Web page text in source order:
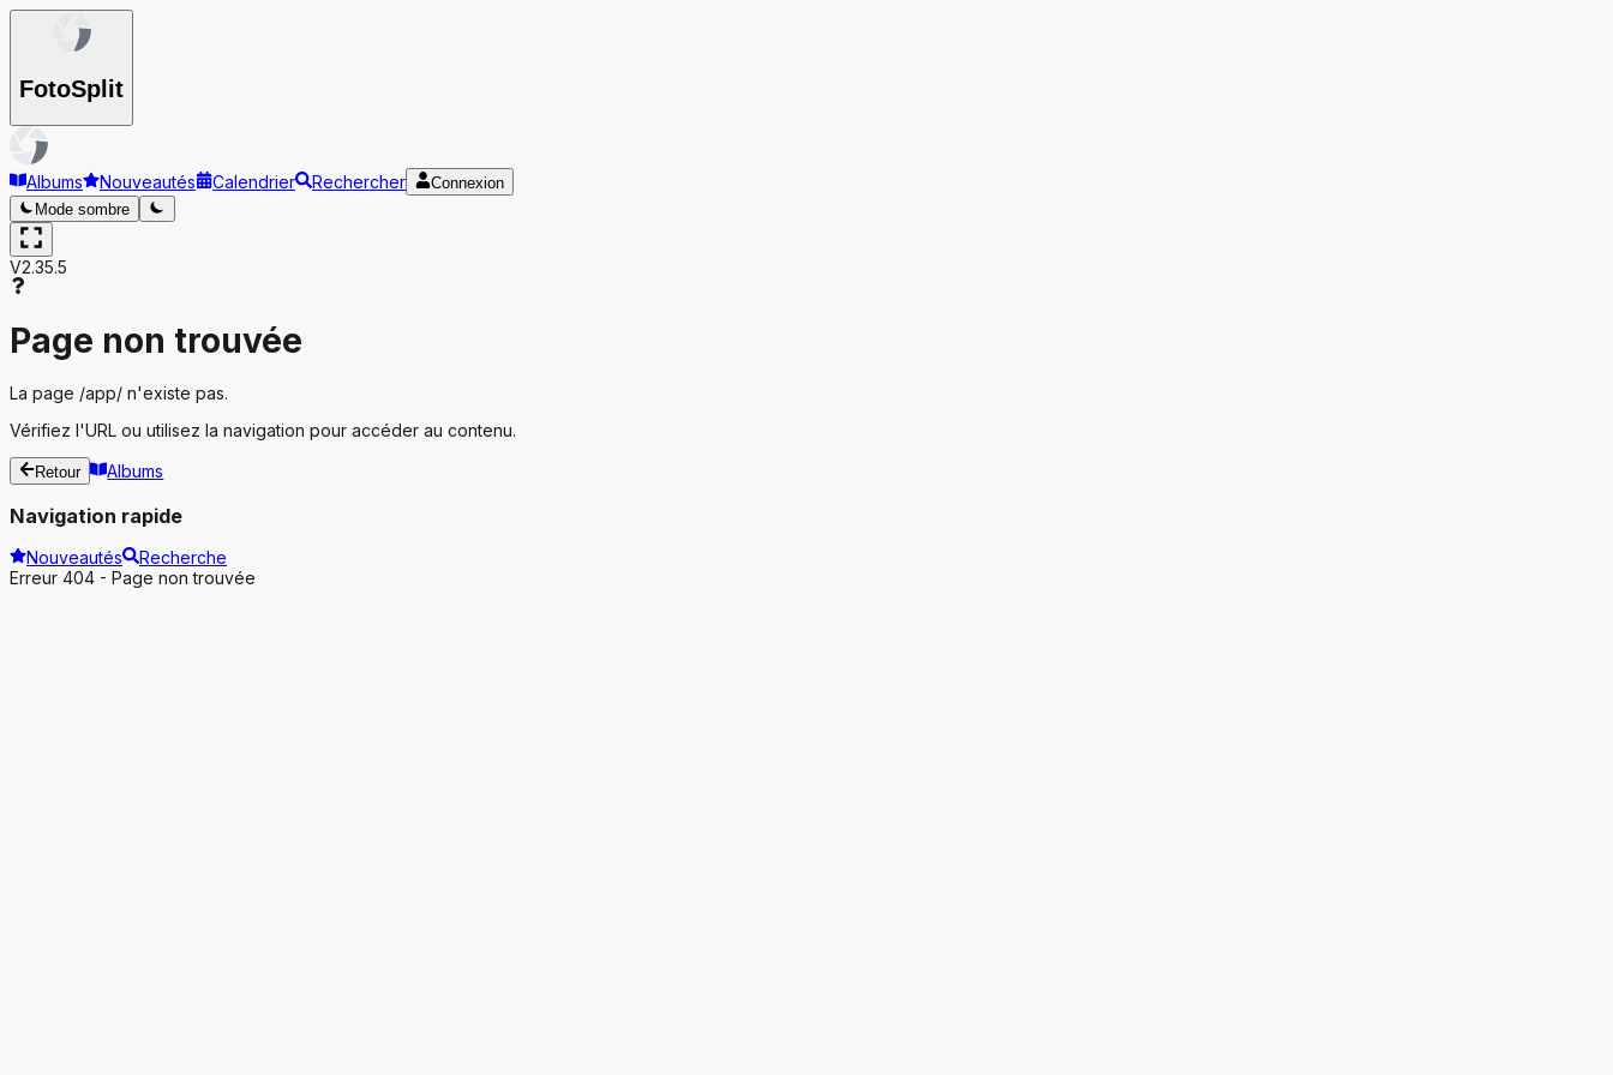
FotoSplit
Albums Nouveautés Calendrier Rechercher
Connexion
Mode sombre
V2.35.5
Page non trouvée
La page /app/ n'existe pas.
Vérifiez l'URL ou utilisez la navigation pour accéder au contenu.
Retour Albums
Navigation rapide
Nouveautés
Recherche
Erreur 404 - Page non trouvée